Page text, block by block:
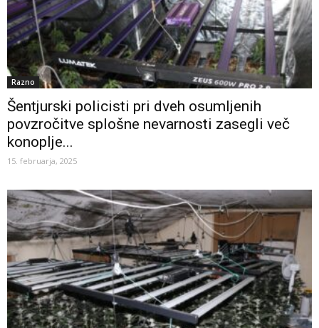
Razno
Šentjurski policisti pri dveh osumljenih
povzročitve splošne nevarnosti zasegli več
konoplje...
15. februarja, 2025